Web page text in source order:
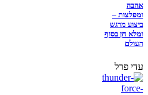
אהבה
ומפלצות –
ביצוע מרגש
ומלא חן בסוף
העולם
עדי פרל